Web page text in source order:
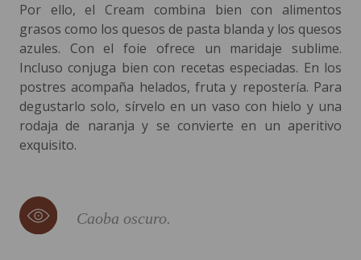
Por ello, el Cream combina bien con alimentos
grasos como los quesos de pasta blanda y los quesos
azules. Con el foie ofrece un maridaje sublime.
Incluso conjuga bien con recetas especiadas. En los
postres acompaña helados, fruta y repostería. Para
degustarlo solo, sírvelo en un vaso con hielo y una
rodaja de naranja y se convierte en un aperitivo
exquisito.
Caoba oscuro.